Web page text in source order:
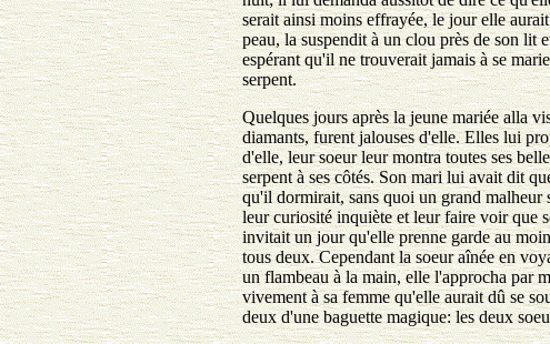
serait ainsi moins effrayée, le jour elle
peau, la suspendit à un clou près de son lit
espérant qu'il ne trouverait jamais à se
serpent.
Quelques jours après la jeune mariée alla
diamants, furent jalouses d'elle. Elles lui
d'elle, leur soeur leur montra toutes ses
serpent à ses côtés. Son mari lui avait dit
qu'il dormirait, sans quoi un grand malheur
leur curiosité inquiète et leur faire voir que
invitait un jour qu'elle prenne garde au
tous deux. Cependant la soeur aînée en
un flambeau à la main, elle l'approcha par
vivement à sa femme qu'elle aurait dû se
deux d'une baguette magique: les deux